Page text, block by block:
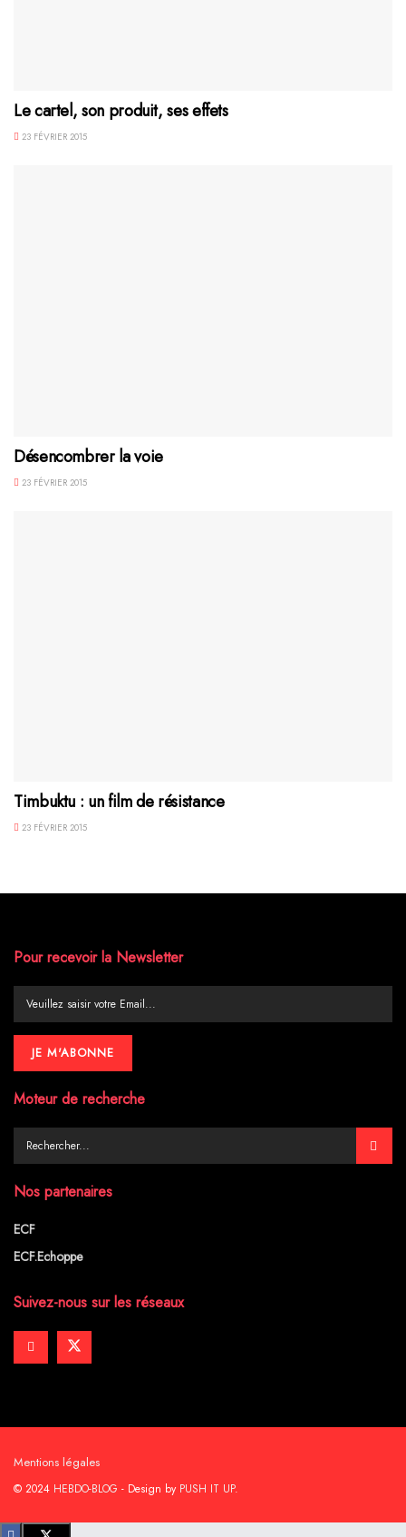
Le cartel, son produit, ses effets
23 FÉVRIER 2015
Désencombrer la voie
23 FÉVRIER 2015
Timbuktu : un film de résistance
23 FÉVRIER 2015
Pour recevoir la Newsletter
Moteur de recherche
Nos partenaires
ECF
ECF.Echoppe
Suivez-nous sur les réseaux
Mentions légales
© 2024 HEBDO-BLOG - Design by PUSH IT UP.